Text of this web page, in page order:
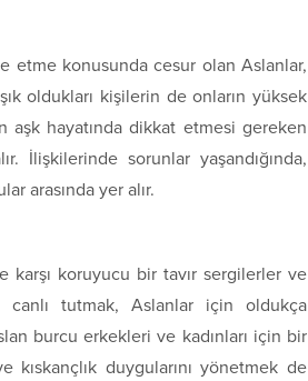
etme konusunda cesur olan Aslanlar,
oldukları kişilerin de onların yüksek
aşk hayatında dikkat etmesi gereken
İlişkilerinde sorunlar yaşandığında,
arasında yer alır.
koruyucu bir tavır sergilerler ve
tutmak, Aslanlar için oldukça
burcu erkekleri ve kadınları için bir
duygularını yönetmek de